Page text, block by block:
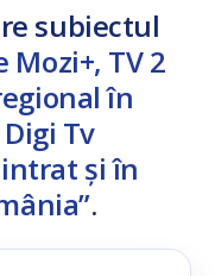
subiectul
Mozi+, TV 2
în
Tv
intrat și în
.